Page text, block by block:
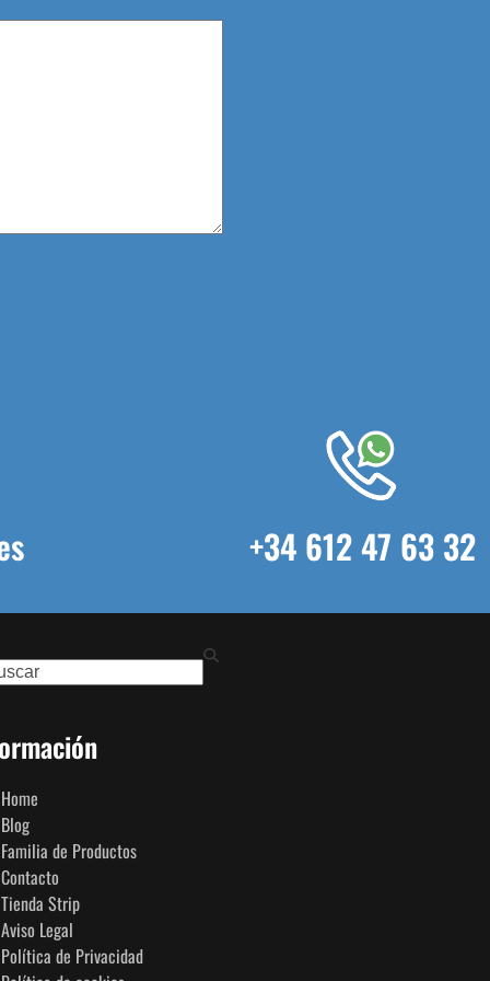
+34 612 47 63 32
Home
Blog
Familia de Productos
Contacto
Tienda Strip
Aviso Legal
Política de Privacidad